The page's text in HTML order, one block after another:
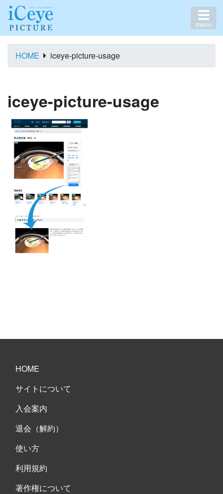
menu
HOME iceye-picture-usage
iceye-picture-usage
HOME
サイトについて
入会案内
退会（解約）
使い方
利用規約
著作権について